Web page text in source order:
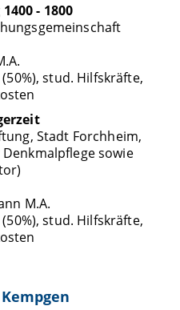
- 1800
stud. Hilfskräfte,
Stadt Forchheim,
sowie
M.A.
stud. Hilfskräfte,